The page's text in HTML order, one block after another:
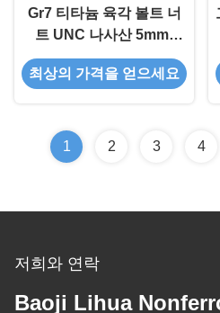
Gr7 티타늄 육각 볼트 너
트 UNC 나사산 5mm-
500mm
최상의 가격을 얻으세요
1 2 3 4
저희와 연락
Baoji Lihua